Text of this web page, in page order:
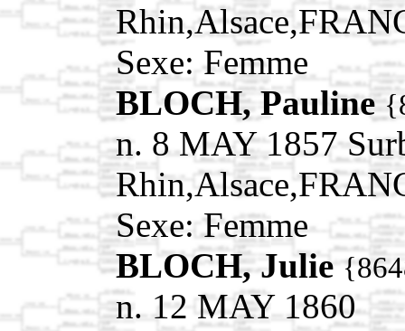
Sexe: Femme
BLOCH, Pauline
n. 8 MAY 1857
Sexe: Femme
BLOCH, Julie
n. 12 MAY 1860